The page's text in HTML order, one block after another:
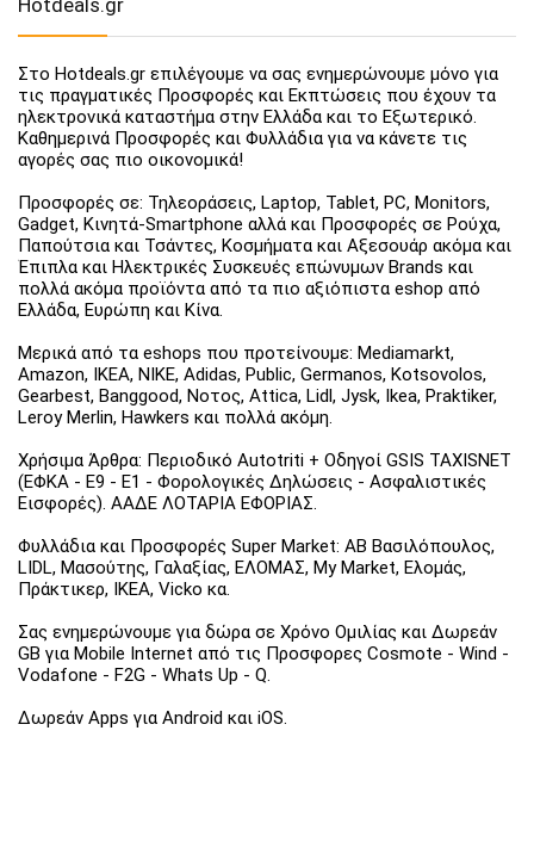
Hotdeals.gr
Στο Hotdeals.gr επιλέγουμε να σας ενημερώνουμε μόνο για
τις πραγματικές Προσφορές και Εκπτώσεις που έχουν τα
ηλεκτρονικά καταστήμα στην Ελλάδα και το Εξωτερικό.
Καθημερινά Προσφορές και Φυλλάδια για να κάνετε τις
αγορές σας πιο οικονομικά!
Προσφορές σε: Τηλεοράσεις, Laptop, Tablet, PC, Monitors,
Gadget, Κινητά-Smartphone αλλά και Προσφορές σε Ρούχα,
Παπούτσια και Τσάντες, Κοσμήματα και Αξεσουάρ ακόμα και
Έπιπλα και Ηλεκτρικές Συσκευές επώνυμων Brands και
πολλά ακόμα προϊόντα από τα πιο αξιόπιστα eshop από
Ελλάδα, Ευρώπη και Κίνα.
Μερικά από τα eshops που προτείνουμε: Mediamarkt,
Amazon, IKEA, NIKE, Adidas, Public, Germanos, Kotsovolos,
Gearbest, Banggood, Νοτος, Attica, Lidl, Jysk, Ikea, Praktiker,
Leroy Merlin, Hawkers και πολλά ακόμη.
Χρήσιμα Άρθρα: Περιοδικό Autotriti + Οδηγοί GSIS TAXISNET
(ΕΦΚΑ - Ε9 - Ε1 - Φορολογικές Δηλώσεις - Ασφαλιστικές
Εισφορές). ΑΑΔΕ ΛΟΤΑΡΙΑ ΕΦΟΡΙΑΣ.
Φυλλάδια και Προσφορές Super Market: ΑΒ Βασιλόπουλος,
LIDL, Μασούτης, Γαλαξίας, ΕΛΟΜΑΣ, My Market, Ελομάς,
Πράκτικερ, ΙΚΕΑ, Vicko κα.
Σας ενημερώνουμε για δώρα σε Χρόνο Ομιλίας και Δωρεάν
GB για Mobile Internet από τις Προσφορες Cosmote - Wind -
Vodafone - F2G - Whats Up - Q.
Δωρεάν Apps για Android και iOS.